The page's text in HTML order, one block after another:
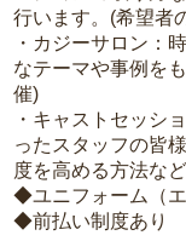
行います。(希望者
・カジーサロン：
なテーマや事例を
催)
・キャストセッシ
ったスタッフの皆
度を高める方法な
◆ユニフォーム（
◆前払い制度あり